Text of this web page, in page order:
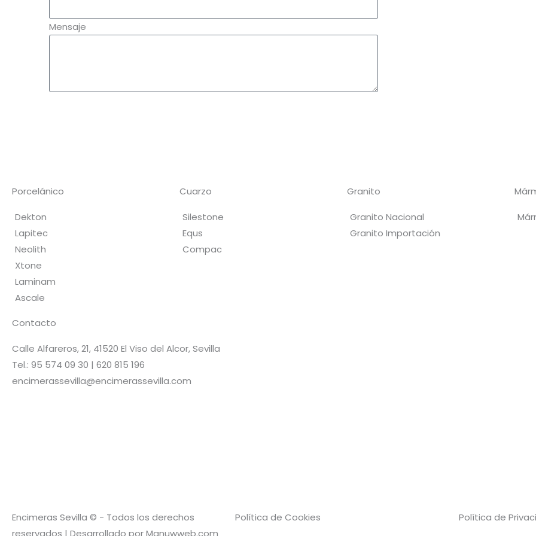
Mensaje
Porcelánico
Dekton
Lapitec
Neolith
Xtone
Laminam
Ascale
Cuarzo
Silestone
Equs
Compac
Granito
Granito Nacional
Granito Importación
Contacto
Calle Alfareros, 21, 41520 El Viso del Alcor, Sevilla
Tel.: 95 574 09 30 | 620 815 196
encimerassevilla@encimerassevilla.com
Encimeras Sevilla © - Todos los derechos
reservados | Desarrollado por Manuwweb.com
Política de Cookies Política de